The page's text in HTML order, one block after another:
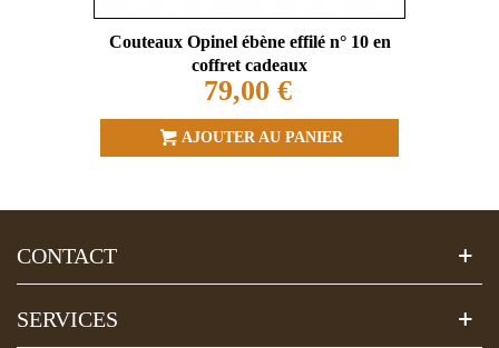
Couteaux Opinel ébène effilé n° 10 en
coffret cadeaux
79,00 €
AJOUTER AU PANIER
CONTACT
SERVICES